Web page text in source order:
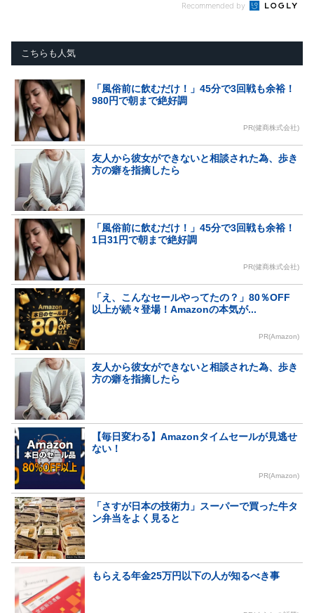
Recommended by
こちらも人気
「風俗前に飲むだけ！」45分で3回戦も余裕！
980円で朝まで絶好調
PR(健商株式会社)
友人から彼女ができないと相談された為、歩き
方の癖を指摘したら
「風俗前に飲むだけ！」45分で3回戦も余裕！
1日31円で朝まで絶好調
PR(健商株式会社)
「え、こんなセールやってたの？」80％OFF
以上が続々登場！Amazonの本気が...
PR(Amazon)
友人から彼女ができないと相談された為、歩き
方の癖を指摘したら
【毎日変わる】Amazonタイムセールが見逃せ
ない！
PR(Amazon)
「さすが日本の技術力」スーパーで買った牛タ
ン弁当をよく見ると
もらえる年金25万円以下の人が知るべき事